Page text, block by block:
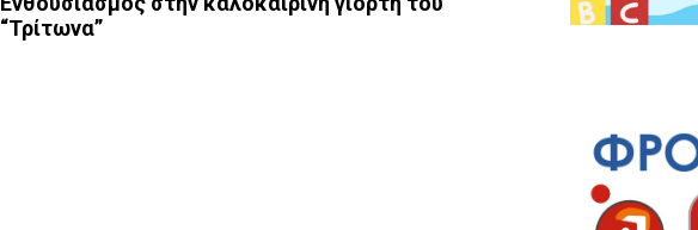
“Τρίτωνα”